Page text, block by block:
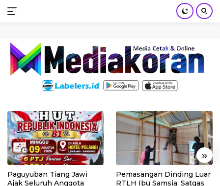
Skip
content
« »
Paguyuban Tiang Jawi
Ajak Seluruh Anggota
Pemasangan Dinding Luar
RTLH Ibu Samsia, Satgas